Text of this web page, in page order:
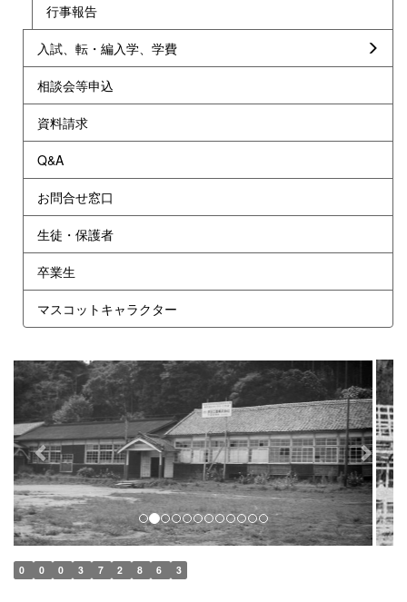
行事報告
入試、転・編入学、学費
相談会等申込
資料請求
Q&A
お問合せ窓口
生徒・保護者
卒業生
マスコットキャラクター
p
r
e
v
i
o
u
s
e
x
t
0 0 0 3 7 2 8 6 3